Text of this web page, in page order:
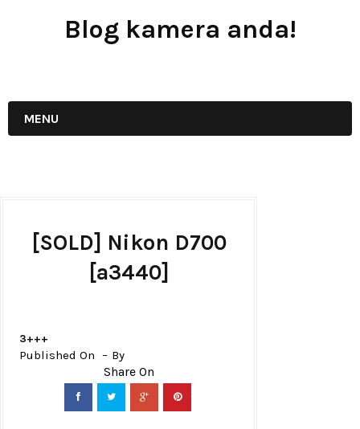
Blog kamera anda!
MENU
[SOLD] Nikon D700
[a3440]
3+++
Published On By